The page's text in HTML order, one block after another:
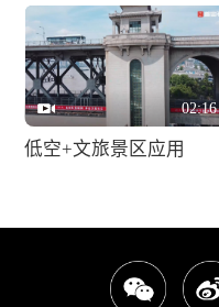
02:16
低空+文旅景区应用